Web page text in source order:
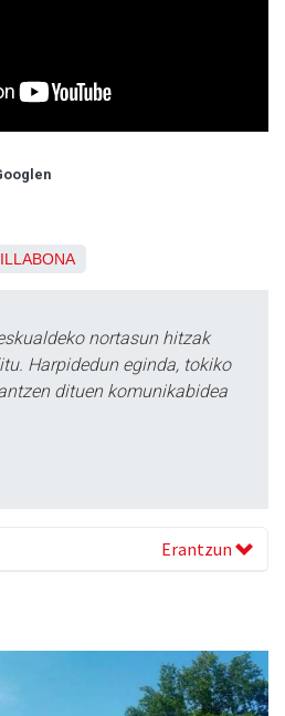
nortasun hitzak
Harpidedun eginda, tokiko
dituen komunikabidea
Erantzun